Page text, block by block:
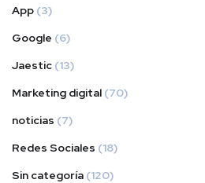
App (3)
Google (6)
Jaestic (13)
Marketing digital (70)
noticias (7)
Redes Sociales (18)
Sin categoría (120)